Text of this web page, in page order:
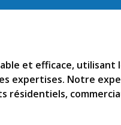
et efficace, utilisant
expertises. Notre
résidentiels,